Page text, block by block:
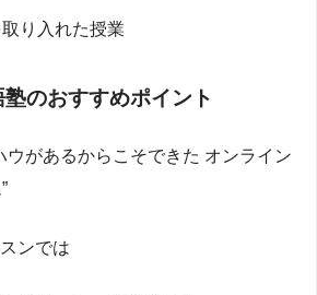
り入れた授業
のおすすめポイント
ウがあるからこそできた オンライン
ンでは